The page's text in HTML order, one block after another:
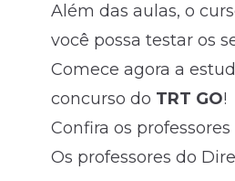
Além das aulas, o
você possa testar os
Comece agora a
concurso do TRT GO!
Confira os professores
Os professores do